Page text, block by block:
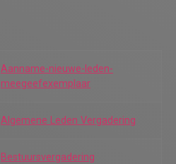
Aanname-nieuwe-leden-
meegeefexemplaar
Algemene Leden Vergadering
Bestuursvergadering